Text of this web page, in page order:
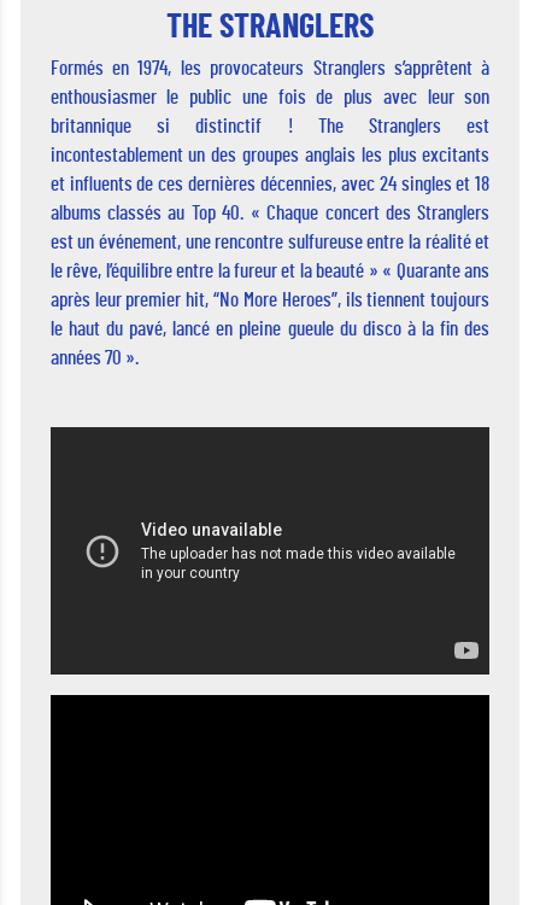
THE STRANGLERS
Formés en 1974, les provocateurs Stranglers s’apprêtent à
enthousiasmer le public une fois de plus avec leur son
britannique si distinctif ! The Stranglers est
incontestablement un des groupes anglais les plus excitants
et influents de ces dernières décennies, avec 24 singles et 18
albums classés au Top 40. « Chaque concert des Stranglers
est un événement, une rencontre sulfureuse entre la réalité et
le rêve, l’équilibre entre la fureur et la beauté » « Quarante ans
après leur premier hit, “No More Heroes”, ils tiennent toujours
le haut du pavé, lancé en pleine gueule du disco à la fin des
années 70 ».